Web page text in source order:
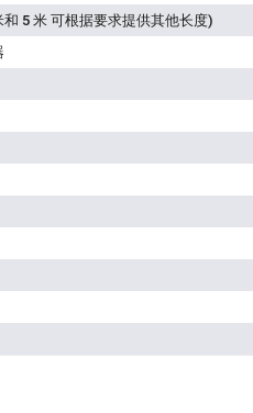
5 米 可根据要求提供其他长度)